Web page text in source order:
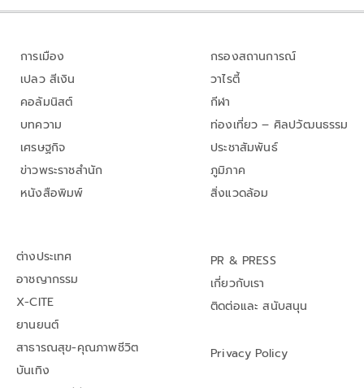
การเมือง
เปลว สีเงิน
คอลัมนิสต์
บทความ
เศรษฐกิจ
ข่าวพระราชสำนัก
หนังสือพิมพ์
กรองสถานการณ์
วาไรตี้
กีฬา
ท่องเที่ยว – ศิลปวัฒนธรรม
ประชาสัมพันธ์
ภูมิภาค
สิ่งแวดล้อม
ต่างประเทศ
อาชญากรรม
X-CITE
ยานยนต์
สาธารณสุข-คุณภาพชีวิต
บันเทิง
PR & PRESS
เกี่ยวกับเรา
ติดต่อและ สนับสนุน
Privacy Policy